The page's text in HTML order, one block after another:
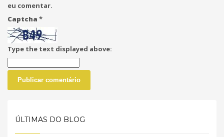
eu comentar.
Captcha *
Type the text displayed above:
ÚLTIMAS DO BLOG